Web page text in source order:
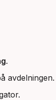
.
avdelningen.